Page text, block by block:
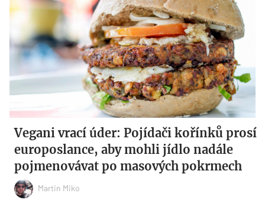
Vegani vrací úder: Pojídači kořínků prosí
europoslance, aby mohli jídlo nadále
pojmenovávat po masových pokrmech
Martin Miko